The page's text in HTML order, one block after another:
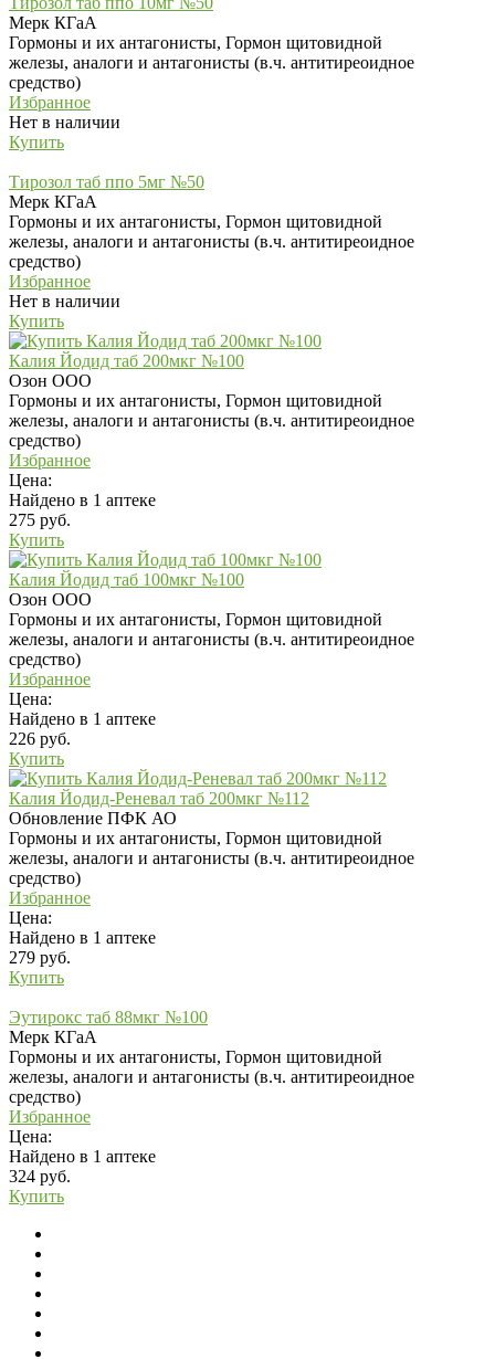
Мерк КГаА
Гормоны и их антагонисты, Гормон щитовидной
железы, аналоги и антагонисты (в.ч. антитиреоидное
средство)
Избранное
Нет в наличии
Купить
Тирозол таб ппо 5мг №50
Мерк КГаА
Гормоны и их антагонисты, Гормон щитовидной
железы, аналоги и антагонисты (в.ч. антитиреоидное
средство)
Избранное
Нет в наличии
Купить
Калия Йодид таб 200мкг №100
Озон ООО
Гормоны и их антагонисты, Гормон щитовидной
железы, аналоги и антагонисты (в.ч. антитиреоидное
средство)
Избранное
Цена:
Найдено в 1 аптеке
275 руб.
Купить
Калия Йодид таб 100мкг №100
Озон ООО
Гормоны и их антагонисты, Гормон щитовидной
железы, аналоги и антагонисты (в.ч. антитиреоидное
средство)
Избранное
Цена:
Найдено в 1 аптеке
226 руб.
Купить
Калия Йодид-Реневал таб 200мкг №112
Обновление ПФК АО
Гормоны и их антагонисты, Гормон щитовидной
железы, аналоги и антагонисты (в.ч. антитиреоидное
средство)
Избранное
Цена:
Найдено в 1 аптеке
279 руб.
Купить
Эутирокс таб 88мкг №100
Мерк КГаА
Гормоны и их антагонисты, Гормон щитовидной
железы, аналоги и антагонисты (в.ч. антитиреоидное
средство)
Избранное
Цена:
Найдено в 1 аптеке
324 руб.
Купить